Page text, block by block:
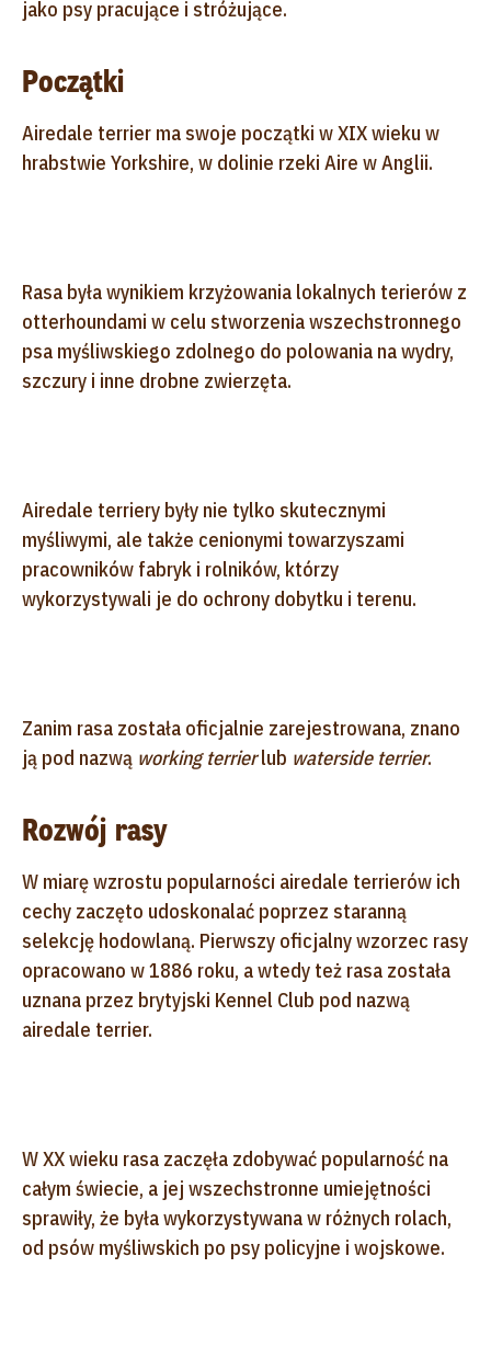
jako psy pracujące i stróżujące.
Początki
Airedale terrier ma swoje początki w XIX wieku w
hrabstwie Yorkshire, w dolinie rzeki Aire w Anglii.
Rasa była wynikiem krzyżowania lokalnych terierów z
otterhoundami w celu stworzenia wszechstronnego
psa myśliwskiego zdolnego do polowania na wydry,
szczury i inne drobne zwierzęta.
Airedale terriery były nie tylko skutecznymi
myśliwymi, ale także cenionymi towarzyszami
pracowników fabryk i rolników, którzy
wykorzystywali je do ochrony dobytku i terenu.
Zanim rasa została oficjalnie zarejestrowana, znano
ją pod nazwą working terrierlub waterside terrier.
Rozwój rasy
W miarę wzrostu popularności airedale terrierów ich
cechy zaczęto udoskonalać poprzez staranną
selekcję hodowlaną. Pierwszy oficjalny wzorzec rasy
opracowano w 1886 roku, a wtedy też rasa została
uznana przez brytyjski Kennel Club pod nazwą
airedale terrier.
W XX wieku rasa zaczęła zdobywać popularność na
całym świecie, a jej wszechstronne umiejętności
sprawiły, że była wykorzystywana w różnych rolach,
od psów myśliwskich po psy policyjne i wojskowe.